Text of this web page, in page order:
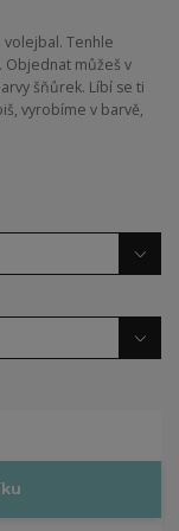
Tenhle
Objednat můžeš v
šňůrek. Líbí se ti
vyrobíme v barvě,